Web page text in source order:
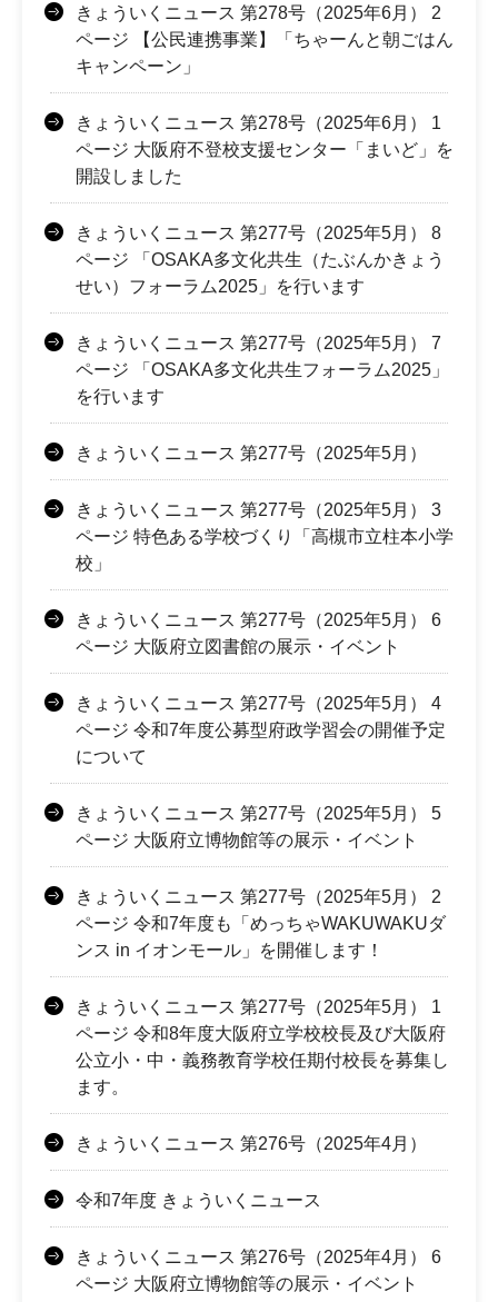
きょういくニュース 第278号（2025年6月） 2
ページ 【公民連携事業】「ちゃーんと朝ごはん
キャンペーン」
きょういくニュース 第278号（2025年6月） 1
ページ 大阪府不登校支援センター「まいど」を
開設しました
きょういくニュース 第277号（2025年5月） 8
ページ 「OSAKA多文化共生（たぶんかきょう
せい）フォーラム2025」を行います
きょういくニュース 第277号（2025年5月） 7
ページ 「OSAKA多文化共生フォーラム2025」
を行います
きょういくニュース 第277号（2025年5月）
きょういくニュース 第277号（2025年5月） 3
ページ 特色ある学校づくり「高槻市立柱本小学
校」
きょういくニュース 第277号（2025年5月） 6
ページ 大阪府立図書館の展示・イベント
きょういくニュース 第277号（2025年5月） 4
ページ 令和7年度公募型府政学習会の開催予定
について
きょういくニュース 第277号（2025年5月） 5
ページ 大阪府立博物館等の展示・イベント
きょういくニュース 第277号（2025年5月） 2
ページ 令和7年度も「めっちゃWAKUWAKUダ
ンス in イオンモール」を開催します！
きょういくニュース 第277号（2025年5月） 1
ページ 令和8年度大阪府立学校校長及び大阪府
公立小・中・義務教育学校任期付校長を募集し
ます。
きょういくニュース 第276号（2025年4月）
令和7年度 きょういくニュース
きょういくニュース 第276号（2025年4月） 6
ページ 大阪府立博物館等の展示・イベント